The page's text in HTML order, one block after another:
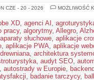
CZE - 20 - 2026
MOŻLIWOŚĆ
XD, agenci AI ,
pracy, algorytmy, Allegro,
aparaty słuchowe, aplikacje
, aplikacje PWA, aplikacje
, architektura
, audyt SEO,
, autostrady w Europie,
, badanie tarczycy,